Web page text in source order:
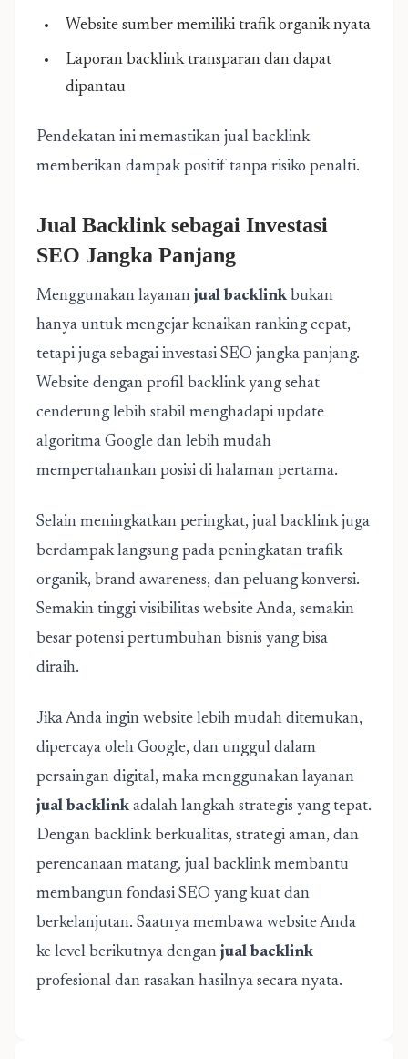
Website sumber memiliki trafik organik nyata
Laporan backlink transparan dan dapat
dipantau
Pendekatan ini memastikan jual backlink
memberikan dampak positif tanpa risiko penalti.
Jual Backlink sebagai Investasi
SEO Jangka Panjang
Menggunakan layanan jual backlink bukan
hanya untuk mengejar kenaikan ranking cepat,
tetapi juga sebagai investasi SEO jangka panjang.
Website dengan profil backlink yang sehat
cenderung lebih stabil menghadapi update
algoritma Google dan lebih mudah
mempertahankan posisi di halaman pertama.
Selain meningkatkan peringkat, jual backlink juga
berdampak langsung pada peningkatan trafik
organik, brand awareness, dan peluang konversi.
Semakin tinggi visibilitas website Anda, semakin
besar potensi pertumbuhan bisnis yang bisa
diraih.
Jika Anda ingin website lebih mudah ditemukan,
dipercaya oleh Google, dan unggul dalam
persaingan digital, maka menggunakan layanan
jual backlink adalah langkah strategis yang tepat.
Dengan backlink berkualitas, strategi aman, dan
perencanaan matang, jual backlink membantu
membangun fondasi SEO yang kuat dan
berkelanjutan. Saatnya membawa website Anda
ke level berikutnya dengan jual backlink
profesional dan rasakan hasilnya secara nyata.